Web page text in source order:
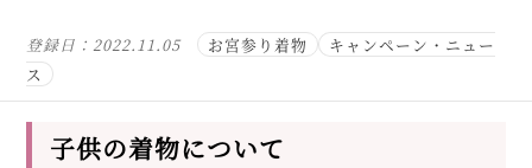
登録日：2022.11.05 お宮参り着物
キャンペーン・ニュー
ス
子供の着物について